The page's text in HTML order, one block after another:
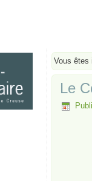
Vous
Le